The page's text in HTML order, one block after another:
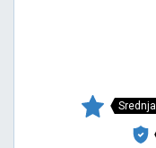
Srednja